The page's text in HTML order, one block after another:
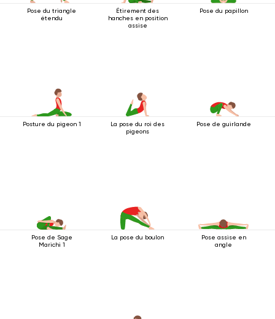
Pose du triangle
étendu
Étirement des
hanches en position
assise
Pose du papillon
Posture du pigeon 1
La pose du roi des
pigeons
Pose de guirlande
Pose de Sage
Marichi 1
La pose du boulon
Pose assise en
angle